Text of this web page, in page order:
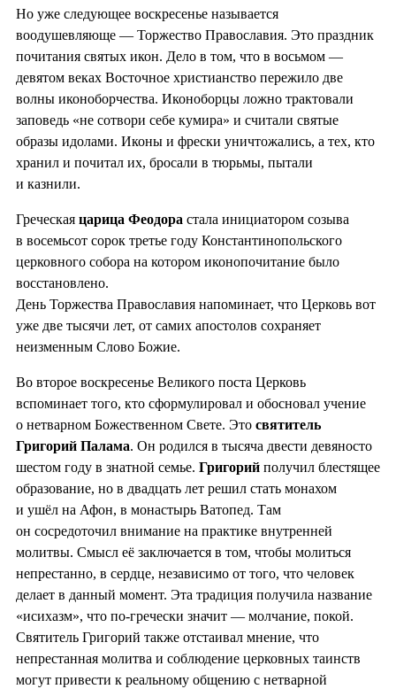
Но уже следующее воскресенье называется
воодушевляюще — Торжество Православия. Это праздник
почитания святых икон. Дело в том, что в восьмом —
девятом веках Восточное христианство пережило две
волны иконоборчества. Иконоборцы ложно трактовали
заповедь «не сотвори себе кумира» и считали святые
образы идолами. Иконы и фрески уничтожались, а тех, кто
хранил и почитал их, бросали в тюрьмы, пытали
и казнили.
Греческая царица Феодора стала инициатором созыва
в восемьсот сорок третье году Константинопольского
церковного собора на котором иконопочитание было
восстановлено.
День Торжества Православия напоминает, что Церковь вот
уже две тысячи лет, от самих апостолов сохраняет
неизменным Слово Божие.
Во второе воскресенье Великого поста Церковь
вспоминает того, кто сформулировал и обосновал учение
о нетварном Божественном Свете. Это святитель
Григорий Палама. Он родился в тысяча двести девяносто
шестом году в знатной семье. Григорий получил блестящее
образование, но в двадцать лет решил стать монахом
и ушёл на Афон, в монастырь Ватопед. Там
он сосредоточил внимание на практике внутренней
молитвы. Смысл её заключается в том, чтобы молиться
непрестанно, в сердце, независимо от того, что человек
делает в данный момент. Эта традиция получила название
«исихазм», что по-гречески значит — молчание, покой.
Святитель Григорий также отстаивал мнение, что
непрестанная молитва и соблюдение церковных таинств
могут привести к реальному общению с нетварной